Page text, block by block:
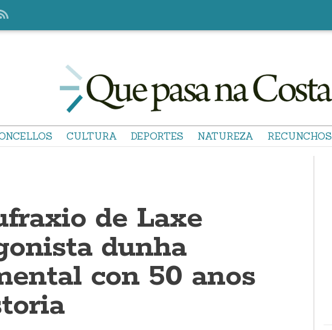
CULTURA DEPORTES NATUREZA RECUNCHOS
de Laxe
dunha
con 50 anos